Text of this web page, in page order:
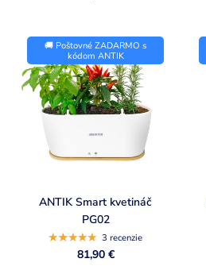
🚚 Poštovné ZADARMO s
kódom ANTIK
ANTIK Smart kvetináč
PG02
3 recenzie
81,90 €